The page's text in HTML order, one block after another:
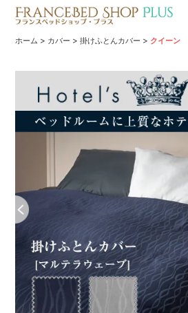
ホーム > カバー >掛けふとんカバー > クイーン